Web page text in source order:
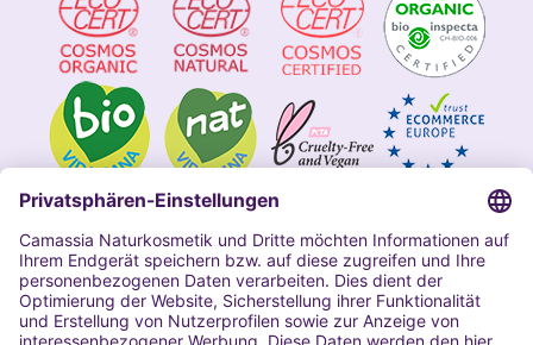
Impressum
Allgemeine Geschäftsbedingungen
Datenschutzerklärung Camassia